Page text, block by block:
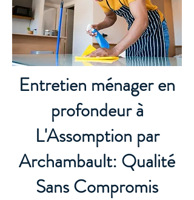
Entretien ménager en
profondeur à
L'Assomption par
Archambault: Qualité
Sans Compromis